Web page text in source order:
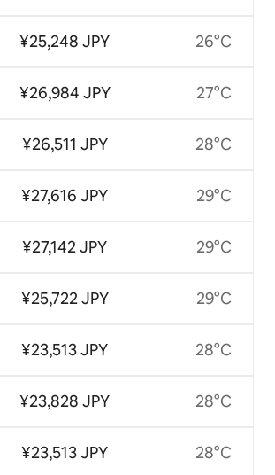
¥25,248 JPY
¥26,984 JPY
¥26,511 JPY
¥27,616 JPY
¥27,142 JPY
¥25,722 JPY
¥23,513 JPY
¥23,828 JPY
¥23,513 JPY
26°C
27°C
28°C
29°C
29°C
29°C
28°C
28°C
28°C